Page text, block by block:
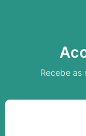
Recebe as